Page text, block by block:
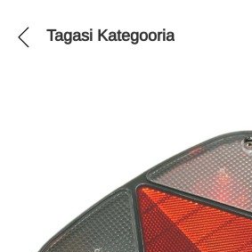
Tagasi Kategooria